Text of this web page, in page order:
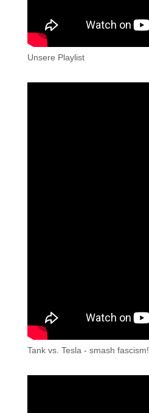
Unsere Playlist
Tank vs. Tesla - smash fascism!